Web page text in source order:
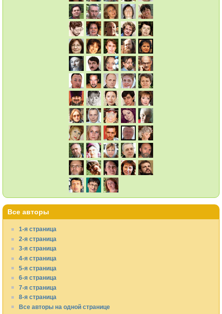
Все авторы
1-я страница
2-я страница
3-я страница
4-я страница
5-я страница
6-я страница
7-я страница
8-я страница
Все авторы на одной странице